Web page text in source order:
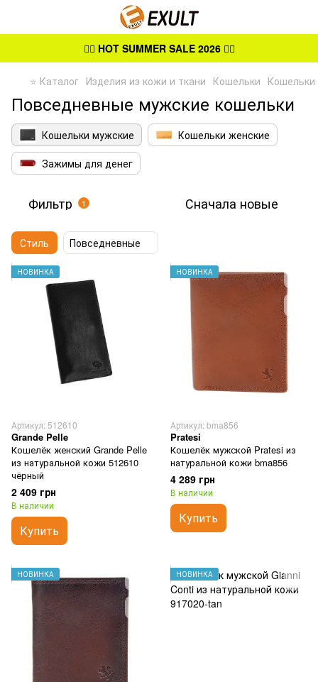
👉🏻 HOT SUMMER SALE 2026👈🏻
⭐ Каталог Изделия из кожи и ткани Кошельки
Повседневные мужские кошельки
Кошельки мужские
Кошельки женские
Зажимы для денег
Фильтр 1 Сначала новые
Стиль Повседневные
НОВИНКА
Артикул: 512610
Grande Pelle
Кошелёк женский Grande Pelle
из натуральной кожи 512610
чёрный
2 409 грн
В наличии
Купить
НОВИНКА
Артикул: bma856
Pratesi
Кошелёк мужской Pratesi из
натуральной кожи bma856
4 289 грн
В наличии
Купить
НОВИНКА НОВИНКА